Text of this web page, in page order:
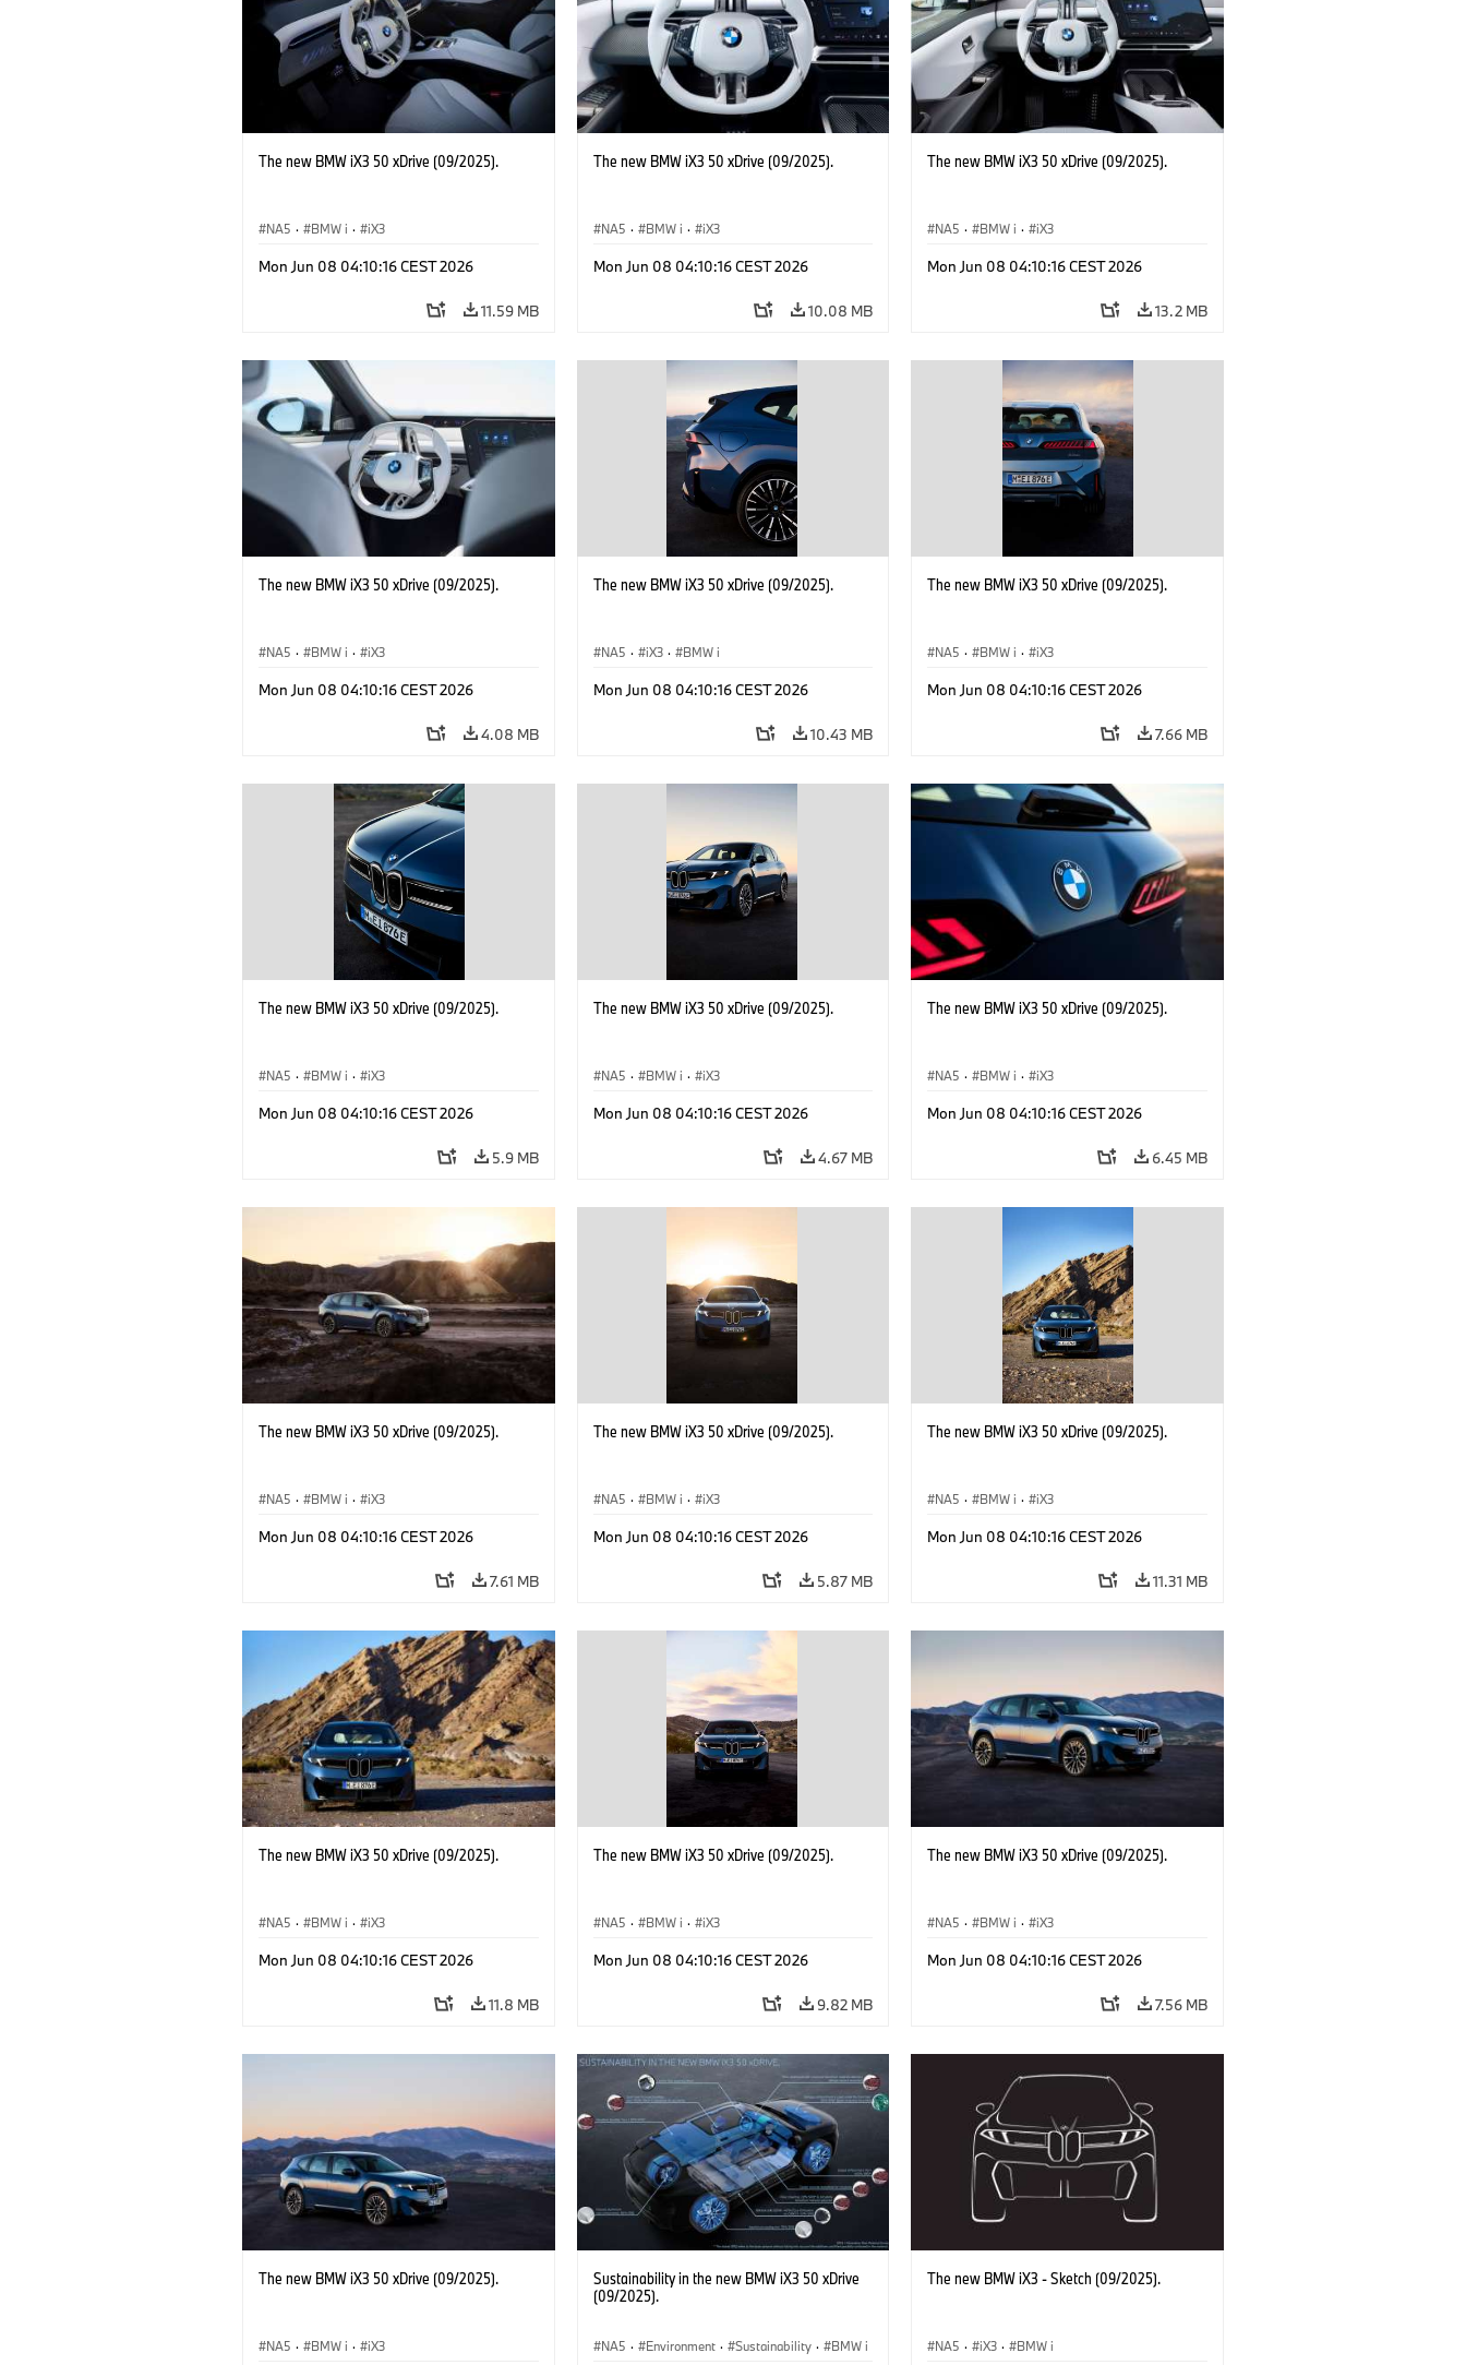
The new BMW iX3 50 xDrive (09/2025).
NA5 · BMW i · iX3
Mon Jun 08 04:10:16 CEST 2026
11.59 MB
The new BMW iX3 50 xDrive (09/2025).
NA5 · BMW i · iX3
Mon Jun 08 04:10:16 CEST 2026
10.08 MB
The new BMW iX3 50 xDrive (09/2025).
NA5 · BMW i · iX3
Mon Jun 08 04:10:16 CEST 2026
13.2 MB
The new BMW iX3 50 xDrive (09/2025).
NA5 · BMW i · iX3
Mon Jun 08 04:10:16 CEST 2026
4.08 MB
The new BMW iX3 50 xDrive (09/2025).
NA5 · iX3 · BMW i
Mon Jun 08 04:10:16 CEST 2026
10.43 MB
The new BMW iX3 50 xDrive (09/2025).
NA5 · BMW i · iX3
Mon Jun 08 04:10:16 CEST 2026
7.66 MB
The new BMW iX3 50 xDrive (09/2025).
NA5 · BMW i · iX3
Mon Jun 08 04:10:16 CEST 2026
5.9 MB
The new BMW iX3 50 xDrive (09/2025).
NA5 · BMW i · iX3
Mon Jun 08 04:10:16 CEST 2026
4.67 MB
The new BMW iX3 50 xDrive (09/2025).
NA5 · BMW i · iX3
Mon Jun 08 04:10:16 CEST 2026
6.45 MB
The new BMW iX3 50 xDrive (09/2025).
NA5 · BMW i · iX3
Mon Jun 08 04:10:16 CEST 2026
7.61 MB
The new BMW iX3 50 xDrive (09/2025).
NA5 · BMW i · iX3
Mon Jun 08 04:10:16 CEST 2026
5.87 MB
The new BMW iX3 50 xDrive (09/2025).
NA5 · BMW i · iX3
Mon Jun 08 04:10:16 CEST 2026
11.31 MB
The new BMW iX3 50 xDrive (09/2025).
NA5 · BMW i · iX3
Mon Jun 08 04:10:16 CEST 2026
11.8 MB
The new BMW iX3 50 xDrive (09/2025).
NA5 · BMW i · iX3
Mon Jun 08 04:10:16 CEST 2026
9.82 MB
The new BMW iX3 50 xDrive (09/2025).
NA5 · BMW i · iX3
Mon Jun 08 04:10:16 CEST 2026
7.56 MB
The new BMW iX3 50 xDrive (09/2025).
NA5 · BMW i · iX3
Sustainability in the new BMW iX3 50 xDrive
(09/2025).
NA5 · Environment · Sustainability ·
BMW i
The new BMW iX3 - Sketch (09/2025).
NA5 · iX3 · BMW i